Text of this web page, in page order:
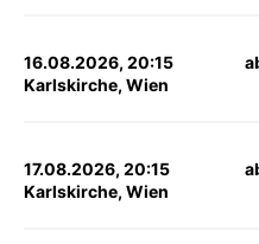
16.08.2026, 20:15
Karlskirche, Wien
17.08.2026, 20:15
Karlskirche, Wien